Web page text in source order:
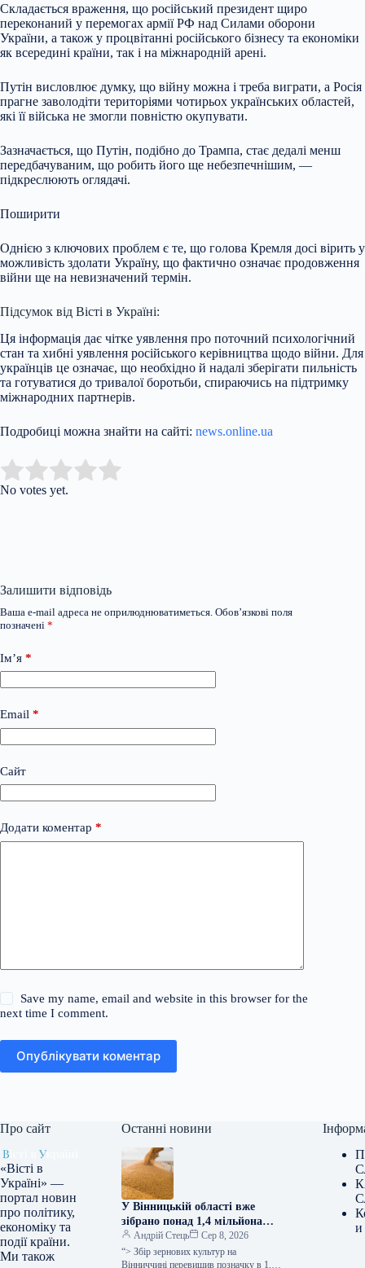
Складається враження, що російський президент щиро
переконаний у перемогах армії РФ над Силами оборони
України, а також у процвітанні російського бізнесу та економіки
як всередині країни, так і на міжнародній арені.
Путін висловлює думку, що війну можна і треба виграти, а Росія
прагне заволодіти територіями чотирьох українських областей,
які її війська не змогли повністю окупувати.
Зазначається, що Путін, подібно до Трампа, стає дедалі менш
передбачуваним, що робить його ще небезпечнішим, —
підкреслюють оглядачі.
Поширити
Однією з ключових проблем є те, що голова Кремля досі вірить у
можливість здолати Україну, що фактично означає продовження
війни ще на невизначений термін.
Підсумок від Вісті в Україні:
Ця інформація дає чітке уявлення про поточний психологічний
стан та хибні уявлення російського керівництва щодо війни. Для
українців це означає, що необхідно й надалі зберігати пильність
та готуватися до тривалої боротьби, спираючись на підтримку
міжнародних партнерів.
Подробиці можна знайти на сайті: news.online.ua
Rate this item:
No votes yet.
Залишити відповідь
Ваша e-mail адреса не оприлюднюватиметься. Обов’язкові поля
позначені *
Ім’я *
Email *
Сайт
Додати коментар *
Save my name, email and website in this browser for the
next time I comment.
Опублікувати коментар
Про сайт
«Вісті в
Україні» —
портал новин
про політику,
економіку та
події країни.
Ми також
Останні новини
У Вінницькій області вже
зібрано понад 1,4 мільйона
тонн зерна, при цьому
врожайність перевищує
показники минулого року –
Андрій Стець
Сер 8, 2026
“> Збір зернових культур на
Вінниччині перевищив позначку в 1,4
и